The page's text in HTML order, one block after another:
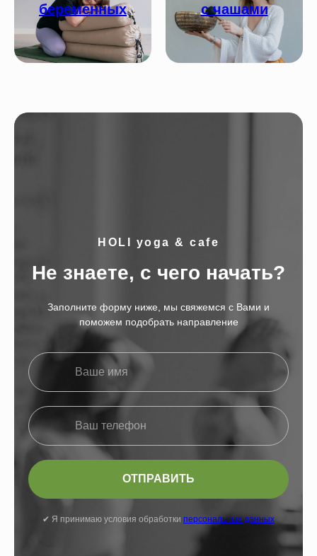
беременных
с чашами
HOLI yoga & cafe
Не знаете, с чего начать?
Заполните форму ниже, мы свяжемся с Вами и
поможем подобрать направление
ОТПРАВИТЬ
✔︎ Я принимаю условия обработки персональных данных